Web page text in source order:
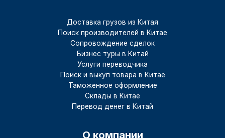
Доставка грузов из Китая
Поиск производителей в Китае
Сопровождение сделок
Бизнес туры в Китай
Услуги переводчика
Поиск и выкуп товара в Китае
Таможенное оформление
Склады в Китае
Перевод денег в Китай
О компании